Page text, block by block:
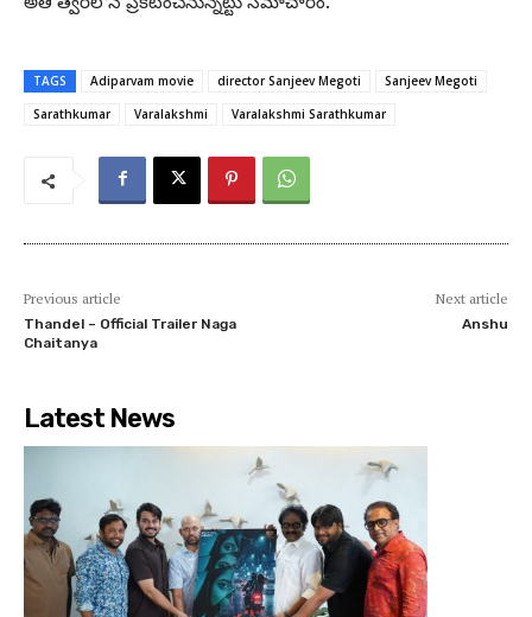
TAGS Adiparvam movie director Sanjeev Megoti
Sanjeev Megoti
Sarathkumar
Varalakshmi Varalakshmi Sarathkumar
Previous article
Thandel – Official Trailer Naga
Chaitanya
Next article
Anshu
Latest News